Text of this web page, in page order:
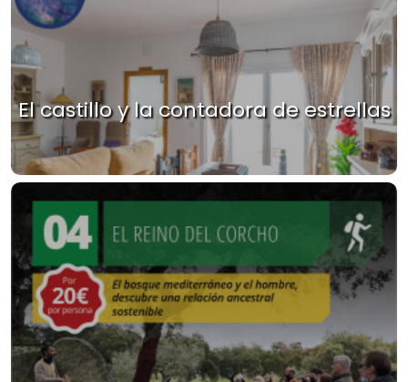
El castillo y la contadora de estrellas